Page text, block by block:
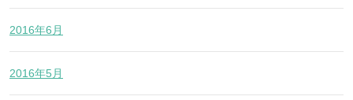
2016年6月
2016年5月